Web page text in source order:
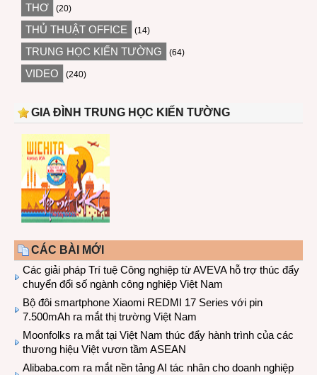
THƠ (20)
THỦ THUẬT OFFICE (14)
TRUNG HỌC KIẾN TƯỜNG (64)
VIDEO (240)
GIA ĐÌNH TRUNG HỌC KIẾN TƯỜNG
CÁC BÀI MỚI
Các giải pháp Trí tuệ Công nghiệp từ AVEVA hỗ trợ thúc đẩy
chuyển đổi số ngành công nghiệp Việt Nam
Bộ đôi smartphone Xiaomi REDMI 17 Series với pin
7.500mAh ra mắt thị trường Việt Nam
Moonfolks ra mắt tại Việt Nam thúc đẩy hành trình của các
thương hiệu Việt vươn tầm ASEAN
Alibaba.com ra mắt nền tảng AI tác nhân cho doanh nghiệp